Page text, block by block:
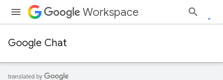
Workspace
Google Chat